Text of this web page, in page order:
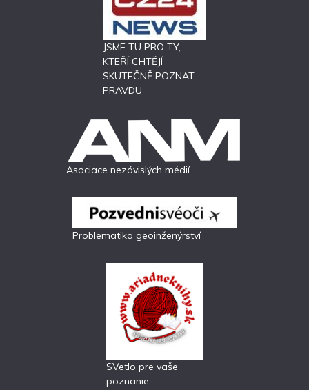
JSME TU PRO TY,
KTEŘÍ CHTĚJÍ
SKUTEČNĚ POZNAT
PRAVDU
Asociace nezávislých médií
Problematika geoinženýrství
SVetlo pre vaše
poznanie